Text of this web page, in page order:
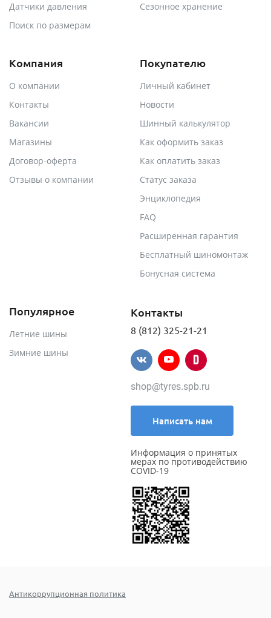
Датчики давления
Поиск по размерам
Сезонное хранение
Компания
О компании
Контакты
Вакансии
Магазины
Договор-оферта
Отзывы о компании
Покупателю
Личный кабинет
Новости
Шинный калькулятор
Как оформить заказ
Как оплатить заказ
Статус заказа
Энциклопедия
FAQ
Расширенная гарантия
Бесплатный шиномонтаж
Бонусная система
Популярное
Летние шины
Зимние шины
Контакты
8 (812) 325-21-21
shop@tyres.spb.ru
Написать нам
Информация о принятых
мерах по противодействию
COVID-19
Антикоррупционная политика